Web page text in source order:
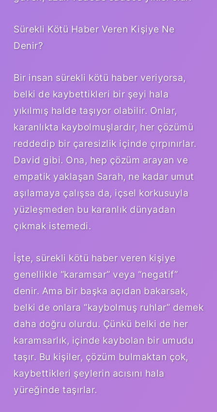
Sürekli Kötü Haber Veren Kişiye Ne
Denir?
Bir insan sürekli kötü haber veriyorsa,
belki de kaybettikleri bir şeyi hala
yıkılmış halde taşıyor olabilir. Onlar,
karanlıkta kaybolmuşlardır, her çözümü
reddedip bir çaresizlik içinde çırpınırlar.
David gibi. Ona, hep çözüm arayan ve
empatik yaklaşan Sarah, ne kadar umut
aşılamaya çalışsa da, içsel korkusuyla
yüzleşmeden bu karanlık dünyadan
çıkmak istemedi.
İşte, sürekli kötü haber veren kişiye
genellikle “karamsar” veya “negatif”
denir. Ama bir başka açıdan bakarsak,
belki de onlara “kaybolmuş ruhlar” demek
daha doğru olurdu. Çünkü belki de her
karamsarlık, içinde kaybolan bir umudu
taşır. Bu kişiler, çözüm bulmaktan çok,
kaybettikleri şeylerin acısını hala
yüreğinde taşırlar.